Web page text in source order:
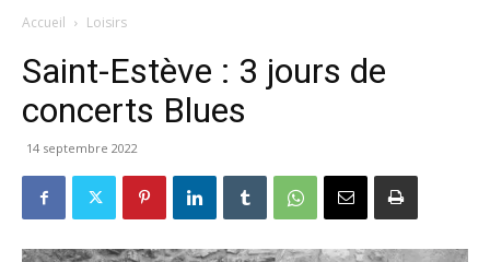
Accueil Loisirs
Saint-Estève : 3 jours de
concerts Blues
14 septembre 2022